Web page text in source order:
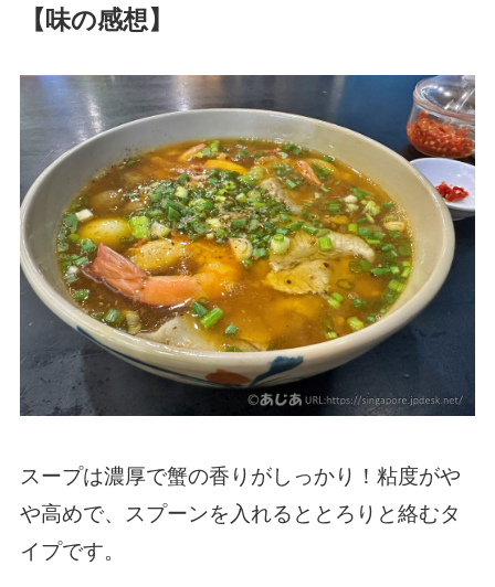
【味の感想】
スープは濃厚で蟹の香りがしっかり！粘度がや
や高めで、スプーンを入れるととろりと絡むタ
イプです。